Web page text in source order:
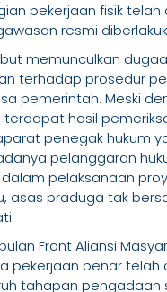
pekerjaan fisik telah
resmi
memunculkan
terhadap prosedur
pemerintah. Meski
terdapat hasil
penegak hukum
pelanggaran
pelaksanaan
asas praduga tak
Front Aliansi
pekerjaan benar telah
tahapan pengadaan